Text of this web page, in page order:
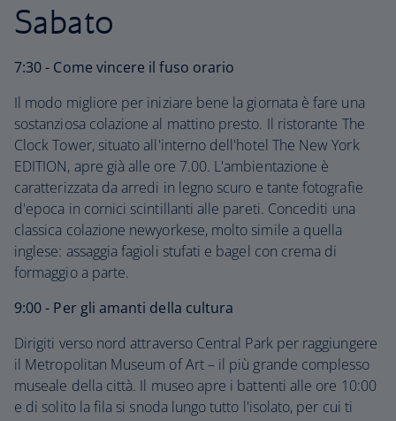
Sabato
7:30 - Come vincere il fuso orario
Il modo migliore per iniziare bene la giornata è fare una
sostanziosa colazione al mattino presto. Il ristorante The
Clock Tower, situato all'interno dell'hotel The New York
EDITION, apre già alle ore 7.00. L'ambientazione è
caratterizzata da arredi in legno scuro e tante fotografie
d'epoca in cornici scintillanti alle pareti. Concediti una
classica colazione newyorkese, molto simile a quella
inglese: assaggia fagioli stufati e bagel con crema di
formaggio a parte.
9:00 - Per gli amanti della cultura
Dirigiti verso nord attraverso Central Park per raggiungere
il Metropolitan Museum of Art – il più grande complesso
museale della città. Il museo apre i battenti alle ore 10:00
e di solito la fila si snoda lungo tutto l'isolato, per cui ti